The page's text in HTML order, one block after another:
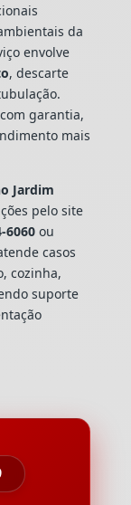
da
envolve
, descarte
garantia,
mais
Jardim
pelo site
6060ou
casos
cozinha,
suporte